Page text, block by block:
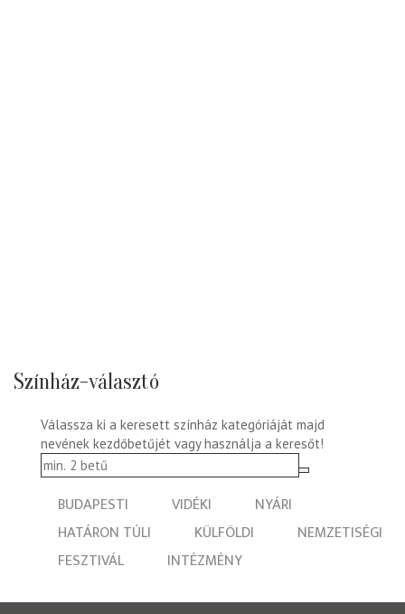
Színház-választó
Válassza ki a keresett színház kategóriáját majd
nevének kezdőbetűjét vagy használja a keresőt!
BUDAPESTI VIDÉKI
NYÁRI
HATÁRON TÚLI
KÜLFÖLDI
NEMZETISÉGI
FESZTIVÁL
INTÉZMÉNY